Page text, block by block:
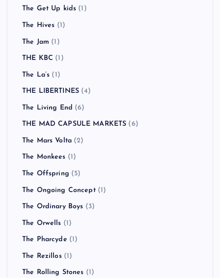
The Get Up kids (1)
The Hives (1)
The Jam (1)
THE KBC (1)
The La’s (1)
THE LIBERTINES (4)
The Living End (6)
THE MAD CAPSULE MARKETS (6)
The Mars Volta (2)
The Monkees (1)
The Offspring (5)
The Ongoing Concept(1)
The Ordinary Boys (3)
The Orwells (1)
The Pharcyde (1)
The Rezillos(1)
The Rolling Stones (1)